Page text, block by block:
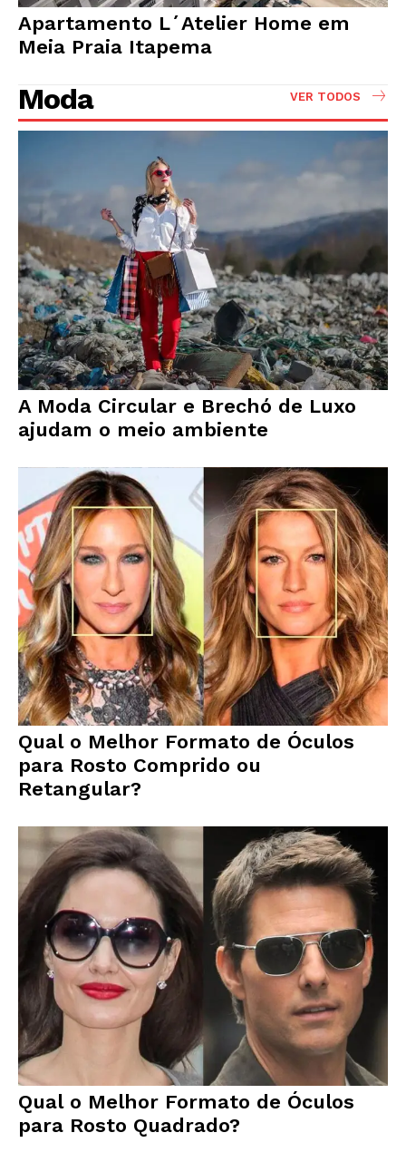
Apartamento L´Atelier Home em
Meia Praia Itapema
Moda VER TODOS
A Moda Circular e Brechó de Luxo
ajudam o meio ambiente
Qual o Melhor Formato de Óculos
para Rosto Comprido ou
Retangular?
Qual o Melhor Formato de Óculos
para Rosto Quadrado?